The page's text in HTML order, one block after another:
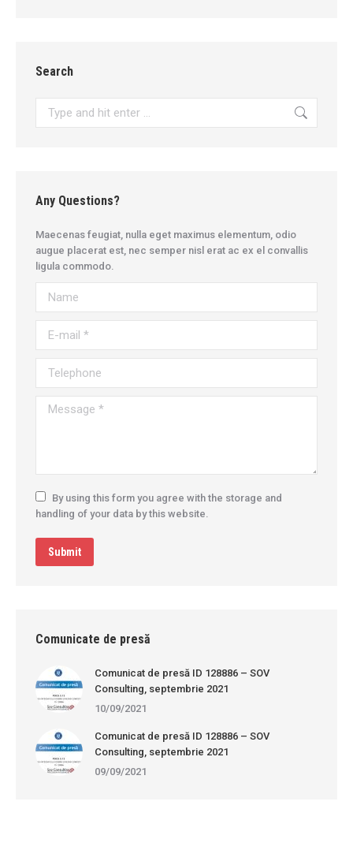
Search
Any Questions?
Maecenas feugiat, nulla eget maximus elementum, odio
augue placerat est, nec semper nisl erat ac ex el convallis
ligula commodo.
Message *
By using this form you agree with the storage and
handling of your data by this website.
Submit
Comunicate de presă
Comunicat de presă ID 128886 – SOV
Consulting, septembrie 2021
10/09/2021
Comunicat de presă ID 128886 – SOV
Consulting, septembrie 2021
09/09/2021